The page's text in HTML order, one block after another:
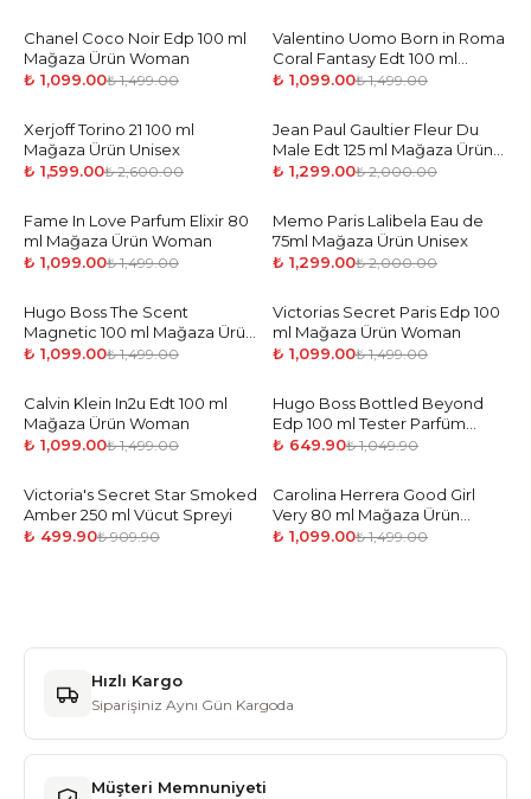
-27%
Chanel Coco Noir Edp 100 ml
Mağaza Ürün Woman
₺ 1,099.00₺ 1,499.00
-27%
Valentino Uomo Born in Roma
Coral Fantasy Edt 100 ml
Mağaza Ürün Man
₺ 1,099.00₺ 1,499.00
-39%
Xerjoff Torino 21 100 ml
Mağaza Ürün Unisex
₺ 1,599.00₺ 2,600.00
-35%
Jean Paul Gaultier Fleur Du
Male Edt 125 ml Mağaza Ürün
Man
₺ 1,299.00₺ 2,000.00
-27 %
Fame In Love Parfum Elixir 80
ml Mağaza Ürün Woman
₺ 1,099.00₺ 1,499.00
-35%
Memo Paris Lalibela Eau de
75ml Mağaza Ürün Unisex
₺ 1,299.00₺ 2,000.00
-27 %
Hugo Boss The Scent
Magnetic 100 ml Mağaza Ürün
Man
₺ 1,099.00₺ 1,499.00
-27%
Victorias Secret Paris Edp 100
ml Mağaza Ürün Woman
₺ 1,099.00₺ 1,499.00
-27%
Calvin Klein In2u Edt 100 ml
Mağaza Ürün Woman
₺ 1,099.00₺ 1,499.00
-38 %
Hugo Boss Bottled Beyond
Edp 100 ml Tester Parfüm
Erkek
₺ 649.90₺ 1,049.90
-45%
Victoria's Secret Star Smoked
Amber 250 ml Vücut Spreyi
₺ 499.90₺ 909.90
-27%
Carolina Herrera Good Girl
Very 80 ml Mağaza Ürün
Woman
₺ 1,099.00₺ 1,499.00
Hızlı Kargo
Siparişiniz Aynı Gün Kargoda
Müşteri Memnuniyeti